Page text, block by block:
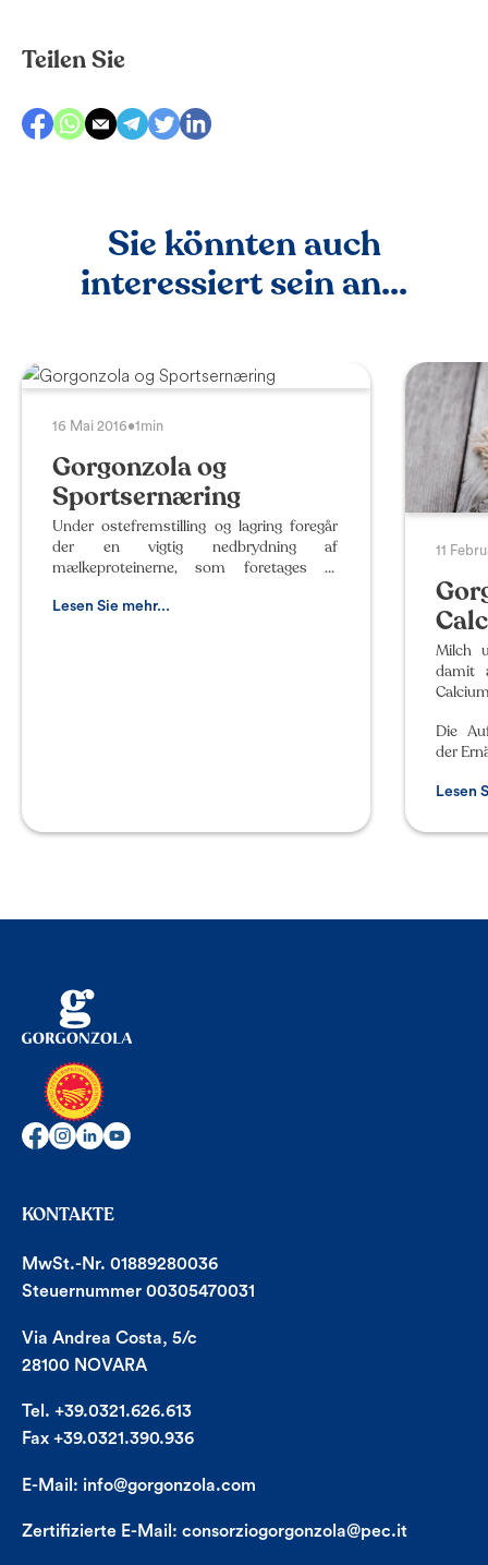
Teilen Sie
Sie könnten auch
interessiert sein an...
16 Mai 2016•1min
Gorgonzola og
Sportsernæring
Under ostefremstilling og lagring foregår
der en vigtig nedbrydning af
mælkeproteinerne, som foretages af
mikroorganismer. Ostens lagring f
Lesen Sie mehr...
11
Milch
damit
Die
der
Lesen
KONTAKTE
MwSt.-Nr. 01889280036
Steuernummer 00305470031
Via Andrea Costa, 5/c
28100 NOVARA
Tel. +39.0321.626.613
Fax +39.0321.390.936
E-Mail: info@gorgonzola.com
Zertifizierte E-Mail: consorziogorgonzola@pec.it